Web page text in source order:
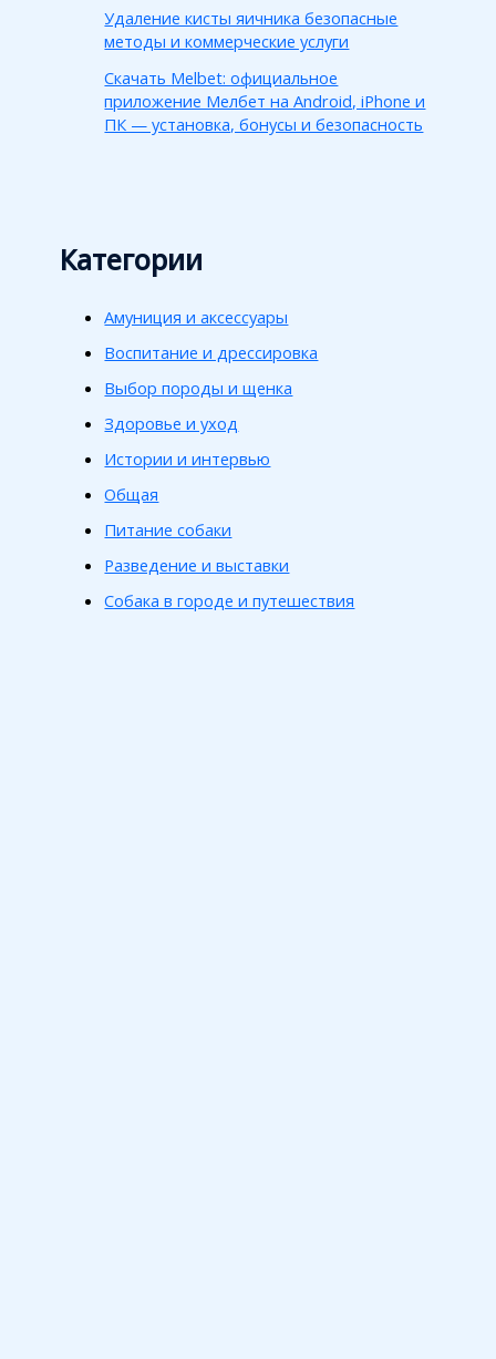
Удаление кисты яичника безопасные
методы и коммерческие услуги
Скачать Melbet: официальное
приложение Мелбет на Android, iPhone и
ПК — установка, бонусы и безопасность
Категории
Амуниция и аксессуары
Воспитание и дрессировка
Выбор породы и щенка
Здоровье и уход
Истории и интервью
Общая
Питание собаки
Разведение и выставки
Собака в городе и путешествия